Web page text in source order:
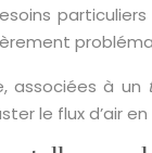
associées à un
le flux d’air